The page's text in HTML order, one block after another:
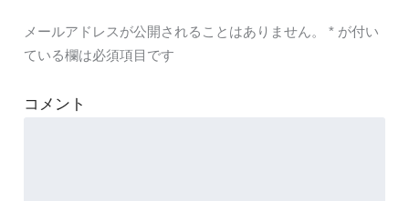
メールアドレスが公開されることはありません。 *が付い
ている欄は必須項目です
コメント